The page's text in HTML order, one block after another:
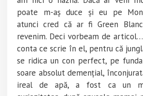
poate m-aș duce și eu pe
atunci cred că ar fi Green
revenim. Deci vorbeam de
conta ce scrie în el, pentru că
se ridica un con perfect, pe
soare absolut demențial,
ireal de apă, a fost ca un